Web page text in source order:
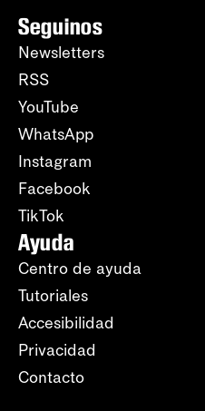
Seguinos
Newsletters
RSS
YouTube
WhatsApp
Instagram
Facebook
TikTok
Ayuda
Centro de ayuda
Tutoriales
Accesibilidad
Privacidad
Contacto